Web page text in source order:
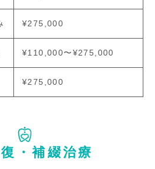
¥275,000
¥110,000〜¥275,000
¥275,000
・補綴治療